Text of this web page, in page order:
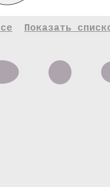
Показать